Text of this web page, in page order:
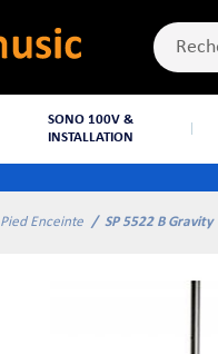
SONO 100V &
INSTALLATION
Pied Enceinte SP 5522 B Gravity